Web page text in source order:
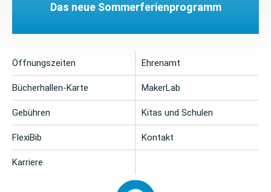
Das neue Sommerferienprogramm
Öffnungszeiten
Bücherhallen-Karte
Gebühren
FlexiBib
Karriere
Ehrenamt
MakerLab
Kitas und Schulen
Kontakt